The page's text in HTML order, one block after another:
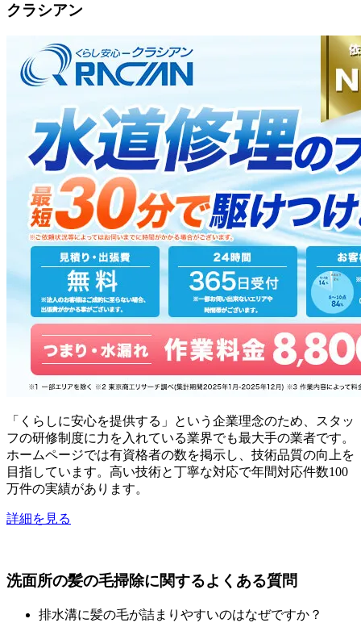
クラシアン
「くらしに安心を提供する」という企業理念のため、スタッ
フの研修制度に力を入れている業界でも最大手の業者です。
ホームページでは有資格者の数を掲示し、技術品質の向上を
目指しています。高い技術と丁寧な対応で年間対応件数100
万件の実績があります。
詳細を見る
洗面所の髪の毛掃除に関するよくある質問
排水溝に髪の毛が詰まりやすいのはなぜですか？